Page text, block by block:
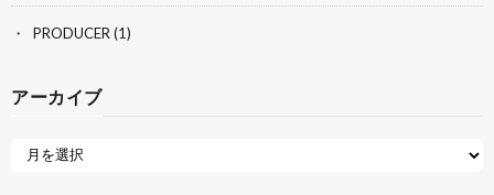
PRODUCER(1)
アーカイブ